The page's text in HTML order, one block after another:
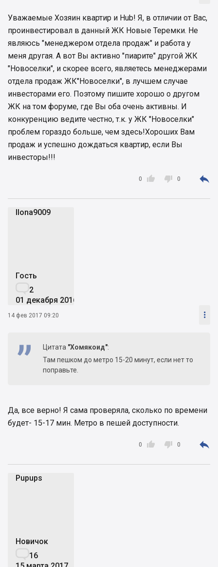
Уважаемые Хозяин квартир и Hub! Я, в отличии от Вас,
проинвестировал в данный ЖК Новые Теремки. Не
являюсь "менеджером отдела продаж" и работа у
меня другая. А вот Вы активно "пиарите" другой ЖК
"Новоселки", и скорее всего, являетесь менеджерами
отдела продаж ЖК"Новоселки", в лучшем случае
инвесторами его. Поэтому пишите хорошо о другом
ЖК на том форуме, где Вы оба очень активны. И
конкуренцию ведите честно, т.к. у ЖК "Новоселки"
проблем гораздо больше, чем здесь!Хороших Вам
продаж и успешно дождаться квартир, если Вы
инвесторы!!!

0  0 
Ilona9009
Гость
2
01 декабря 2016
14 фев 2017 09:20 
Цитата "Хомякоид":
Там пешком до метро 15-20 минут, если нет то
поправьте.
Да, все верно! Я сама проверяла, сколько по времени
будет- 15-17 мин. Метро в пешей доступности.

0  0 
Pupups
Новичок
16